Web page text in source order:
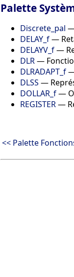
Palette
Discrete_pal
DELAY_f—
DELAYV_f—
DLR—
DLRADAPT_f
DLSS —
DOLLAR_f—
REGISTER—
<< Palette